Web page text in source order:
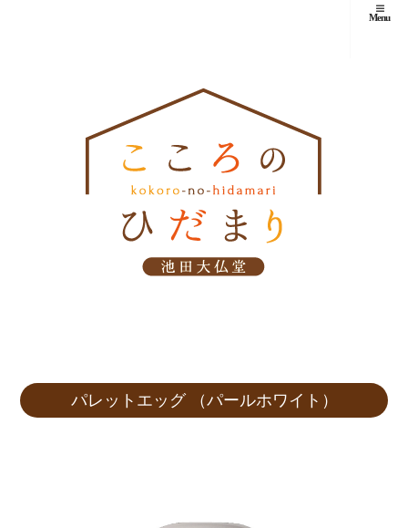
Menu
パレットエッグ （パールホワイト）